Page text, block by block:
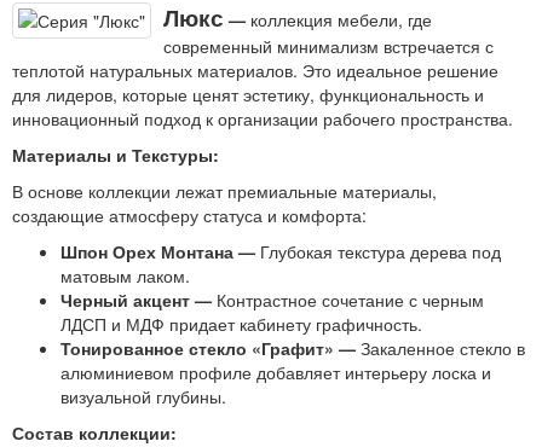
Люкс — коллекция мебели, где
современный минимализм встречается с
теплотой натуральных материалов. Это идеальное решение
для лидеров, которые ценят эстетику, функциональность и
инновационный подход к организации рабочего пространства.
Материалы и Текстуры:
В основе коллекции лежат премиальные материалы,
создающие атмосферу статуса и комфорта:
Шпон Орех Монтана — Глубокая текстура дерева под
матовым лаком.
Черный акцент — Контрастное сочетание с черным
ЛДСП и МДФ придает кабинету графичность.
Тонированное стекло «Графит» — Закаленное стекло в
алюминиевом профиле добавляет интерьеру лоска и
визуальной глубины.
Состав коллекции: